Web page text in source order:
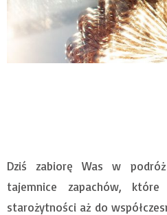
Dziś zabiorę Was w
tajemnice zapachów,
starożytności aż do